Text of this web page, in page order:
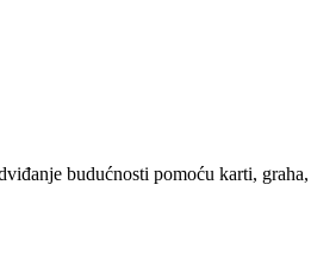
budućnosti pomoću karti,